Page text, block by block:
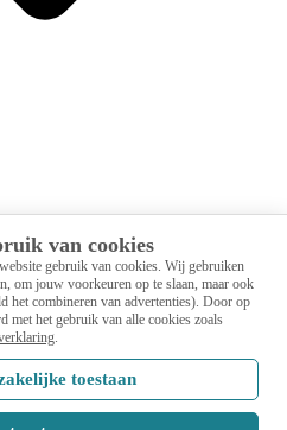
van cookies
gebruik van cookies. Wij gebruiken
om jouw voorkeuren op te slaan, maar ook
het combineren van advertenties). Door op
met het gebruik van alle cookies zoals
.
toestaan
en -begeleiding (LOB)